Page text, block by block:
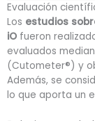
Evaluación
Los estudios
iO fueron
evaluados
(Cutometer®) y
Además, se
lo que aporta un